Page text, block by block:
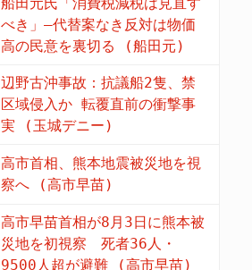
べき」―代替案なき反対は物価
高の民意を裏切る (船田元)
辺野古沖事故：抗議船2隻、禁
区域侵入か 転覆直前の衝撃事
実 (玉城デニー)
高市首相、熊本地震被災地を視
察へ (高市早苗)
高市早苗首相が8月3日に熊本被
災地を初視察 死者36人・
9500人超が避難 (高市早苗)